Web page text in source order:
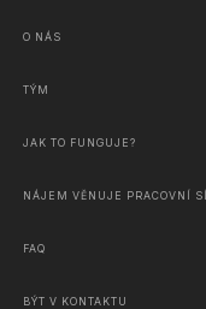
O NÁS
TÝM
JAK TO FUNGUJE?
NÁJEM VĚNUJE PRACOVNÍ
FAQ
BÝT V KONTAKTU